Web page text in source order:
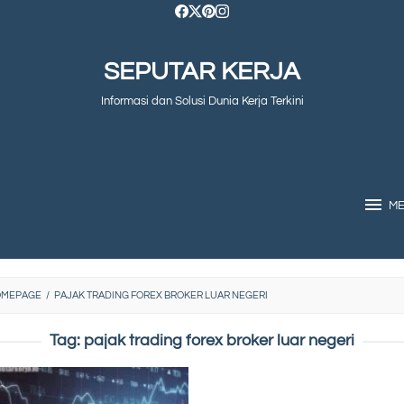
SEPUTAR KERJA
Informasi dan Solusi Dunia Kerja Terkini
/ PAJAK TRADING FOREX BROKER LUAR NEGERI
Tag: pajak trading forex broker luar negeri